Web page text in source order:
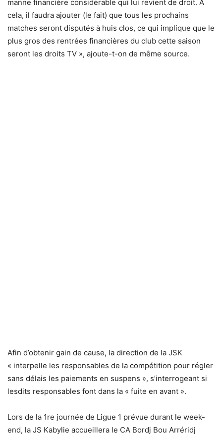
manne financière considérable qui lui revient de droit. A
cela, il faudra ajouter (le fait) que tous les prochains
matches seront disputés à huis clos, ce qui implique que le
plus gros des rentrées financières du club cette saison
seront les droits TV », ajoute-t-on de même source.
Afin d’obtenir gain de cause, la direction de la JSK
« interpelle les responsables de la compétition pour régler
sans délais les paiements en suspens », s’interrogeant si
lesdits responsables font dans la « fuite en avant ».
Lors de la 1re journée de Ligue 1 prévue durant le week-
end, la JS Kabylie accueillera le CA Bordj Bou Arréridj